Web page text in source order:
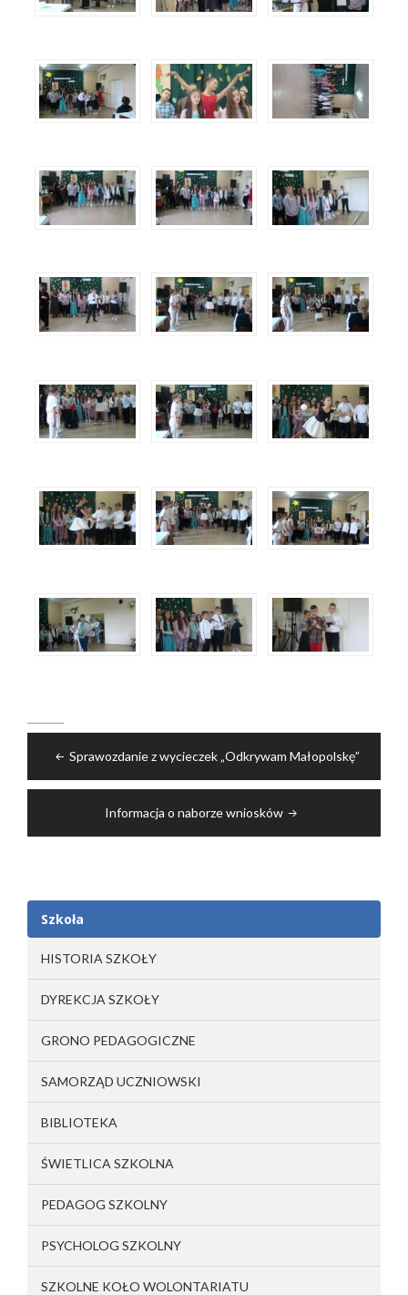
wpisuSprawozdanie z wycieczek „Odkrywam Małopolskę”
Informacja o naborze wniosków
Szkoła
HISTORIA SZKOŁY
DYREKCJA SZKOŁY
GRONO PEDAGOGICZNE
SAMORZĄD UCZNIOWSKI
BIBLIOTEKA
ŚWIETLICA SZKOLNA
PEDAGOG SZKOLNY
PSYCHOLOG SZKOLNY
SZKOLNE KOŁO WOLONTARIATU